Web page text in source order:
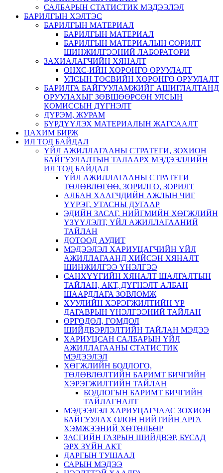
САЛБАРЫН СТАТИСТИК МЭДЭЭЛЭЛ
БАРИЛГЫН ХЭЛТЭС
БАРИЛГЫН МАТЕРИАЛ
БАРИЛГЫН МАТЕРИАЛ
БАРИЛГЫН МАТЕРИАЛЫН СОРИЛТ
ШИНЖИЛГЭЭНИЙ ЛАБОРАТОРИ
ЗАХИАЛАГЧИЙН ХЯНАЛТ
ОНХС-ИЙН ХӨРӨНГӨ ОРУУЛАЛТ
УЛСЫН ТӨСВИЙН ХӨРӨНГӨ ОРУУЛАЛТ
БАРИЛГА БАЙГУУЛАМЖИЙГ АШИГЛАЛТАНД
ОРУУЛАХЫГ ЗӨВШӨӨРСӨН УЛСЫН
КОМИССЫН ДҮГНЭЛТ
ДҮРЭМ, ЖУРАМ
БҮРДҮҮЛЭХ МАТЕРИАЛЫН ЖАГСААЛТ
ЦАХИМ БИРЖ
ИЛ ТОД БАЙДАЛ
ҮЙЛ АЖИЛЛАГААНЫ СТРАТЕГИ, ЗОХИОН
БАЙГУУЛАЛТЫН ТАЛААРХ МЭДЭЭЛЛИЙН
ИЛ ТОД БАЙДАЛ
ҮЙЛ АЖИЛЛАГААНЫ СТРАТЕГИ
ТӨЛӨВЛӨГӨӨ, ЗОРИЛГО, ЗОРИЛТ
АЛБАН ХААГЧДИЙН АЖЛЫН ЧИГ
ҮҮРЭГ, УТАСНЫ ДУГААР
ЭДИЙН ЗАСАГ, НИЙГМИЙН ХӨГЖЛИЙН
ҮЗҮҮЛЭЛТ, ҮЙЛ АЖИЛЛАГААНИЙ
ТАЙЛАН
ДОТООД АУДИТ
МЭДЭЭЛЭЛ ХАРИУЦАГЧИЙН ҮЙЛ
АЖИЛЛАГААНД ХИЙСЭН ХЯНАЛТ
ШИНЖИЛГЭЭ ҮНЭЛГЭЭ
САНХҮҮГИЙН ХЯНАЛТ ШАЛГАЛТЫН
ТАЙЛАН, АКТ, ДҮГНЭЛТ АЛБАН
ШААРДЛАГА ЗӨВЛӨМЖ
ХУУЛИЙН ХЭРЭГЖИЛТИЙН ҮР
ДАГАВРЫН ҮНЭЛГЭЭНИЙ ТАЙЛАН
ӨРГӨДӨЛ, ГОМДОЛ
ШИЙДВЭРЛЭЛТИЙН ТАЙЛАН МЭДЭЭ
ХАРИУЦСАН САЛБАРЫН ҮЙЛ
АЖИЛЛАГААНЫ СТАТИСТИК
МЭДЭЭЛЭЛ
ХӨГЖЛИЙН БОДЛОГО,
ТӨЛӨВЛӨЛТИЙН БАРИМТ БИЧГИЙН
ХЭРЭГЖИЛТИЙН ТАЙЛАН
БОДЛОГЫН БАРИМТ БИЧГИЙН
ТАЙЛАГНАЛТ
МЭДЭЭЛЭЛ ХАРИУЦАГЧААС ЗОХИОН
БАЙГУУЛАХ ОЛОН НИЙТИЙН АРГА
ХЭМЖЭЭНИЙ ХӨТӨЛБӨР
ЗАСГИЙН ГАЗРЫН ШИЙДВЭР, БУСАД
ЭРХ ЗҮЙН АКТ
ДАРГЫН ТУШААЛ
САРЫН МЭДЭЭ